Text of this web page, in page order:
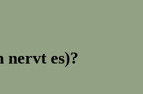
nervt es)?